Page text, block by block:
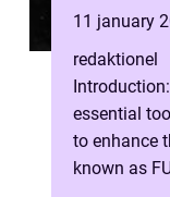
11 january
redaktionel
essential
to enhance
known as